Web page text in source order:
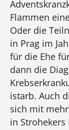
Flammen
Oder die
in Prag im
für die Ehe
dann die
istarb. Auch
sich mit
in Strohekers